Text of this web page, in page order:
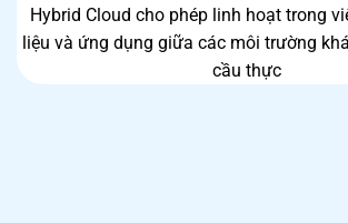
Hybrid Cloud cho phép linh hoạt trong
liệu và ứng dụng giữa các môi trường
cầu thực